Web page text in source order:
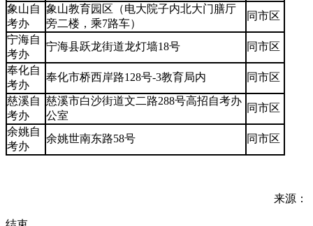
象山自
考办
象山教育园区（电大院子内北大门膳厅
旁二楼，乘7路车）
同市区
宁海自
考办
宁海县跃龙街道龙灯墙18号
同市区
奉化自
考办
奉化市桥西岸路128号-3教育局内
同市区
慈溪自
考办
慈溪市白沙街道文二路288号高招自考办
公室
同市区
余姚自
考办
余姚世南东路58号 同市区
来源：